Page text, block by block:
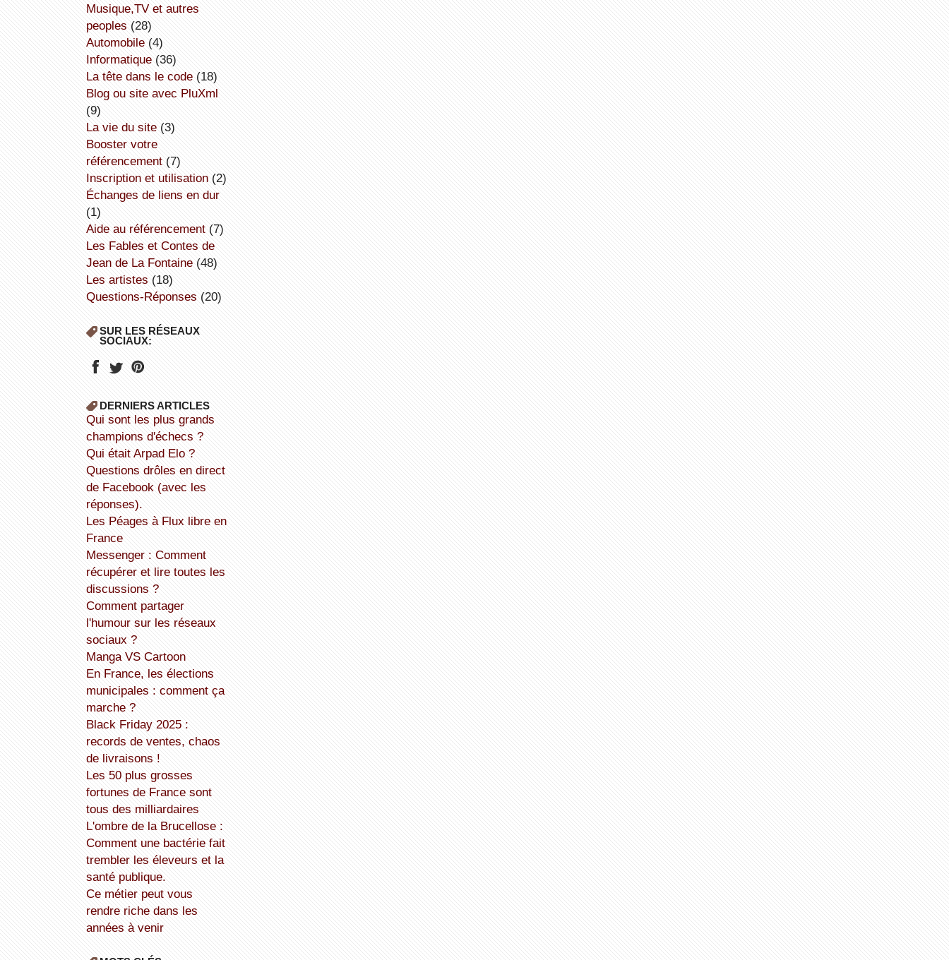
Musique,TV et autres
peoples (28)
Automobile(4)
informatique(36)
la tête dans le code(18)
Blog ou site avec PluXml
(9)
la vie du site(3)
booster votre
référencement(7)
inscription et utilisation(2)
échanges de liens en dur
(1)
aide au référencement(7)
Les Fables et Contes de
Jean de La Fontaine(48)
Les artistes (18)
Questions-Réponses (20)
SUR LES RÉSEAUX
SOCIAUX:
DERNIERS ARTICLES
Qui sont les plus grands
champions d'échecs ?
Qui était Arpad Elo ?
Questions drôles en direct
de Facebook (avec les
réponses).
Les Péages à Flux libre en
France
Messenger : Comment
récupérer et lire toutes les
discussions ?
Comment partager
l'humour sur les réseaux
sociaux ?
Manga VS Cartoon
En France, les élections
municipales : comment ça
marche ?
Black Friday 2025 :
records de ventes, chaos
de livraisons !
Les 50 plus grosses
fortunes de France sont
tous des milliardaires
L'ombre de la Brucellose :
Comment une bactérie fait
trembler les éleveurs et la
santé publique.
Ce métier peut vous
rendre riche dans les
années à venir